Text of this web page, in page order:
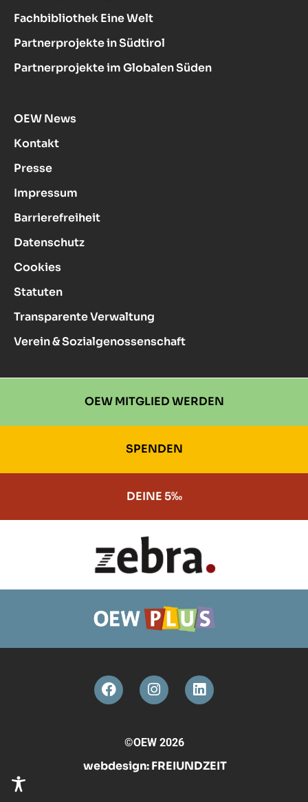
Fachbibliothek Eine Welt
Partnerprojekte in Südtirol
Partnerprojekte im Globalen Süden
OEW News
Kontakt
Presse
Impressum
Barrierefreiheit
Datenschutz
Cookies
Statuten
Transparente Verwaltung
Verein & Sozialgenossenschaft
OEW MITGLIED WERDEN
SPENDEN
DEINE 5‰
©OEW 2026
webdesign:FREIUNDZEIT